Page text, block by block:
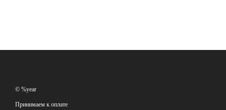
© %year
Принимаем к оплате